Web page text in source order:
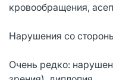
кровообращения,
Нарушения со
Очень редко: